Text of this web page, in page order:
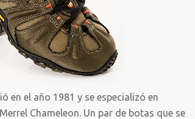
en el año 1981 y se especializó en
Chameleon. Un par de botas que se